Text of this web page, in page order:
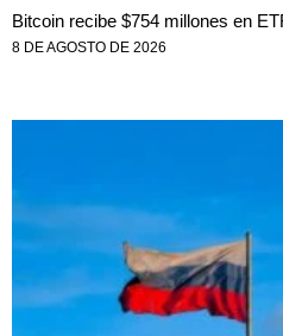
Bitcoin recibe $754 millones en
8 DE AGOSTO DE 2026